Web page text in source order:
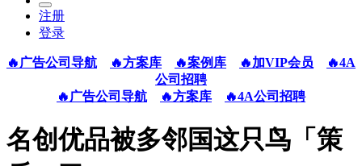
注册
登录
🔥广告公司导航 🔥方案库 🔥案例库 🔥加VIP会员
🔥4A
公司招聘
🔥广告公司导航
🔥方案库 🔥4A公司招聘
名创优品被多邻国这只鸟「策